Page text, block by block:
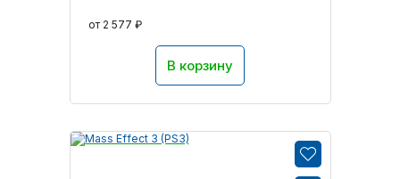
от 2 577 ₽
В корзину